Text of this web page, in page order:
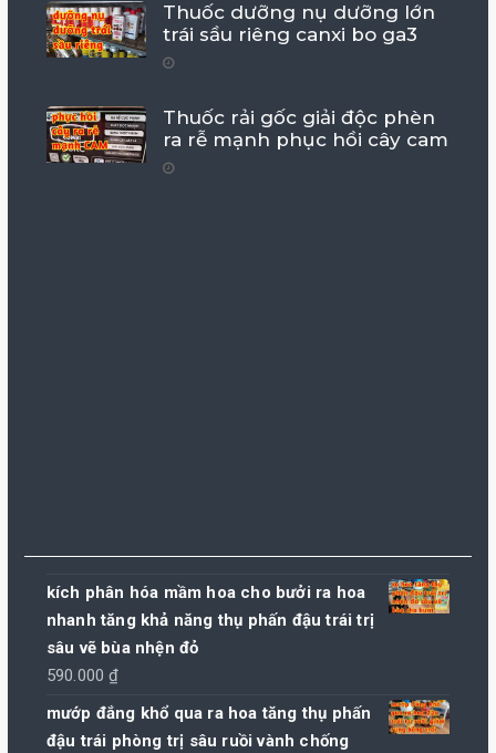
Thuốc dưỡng nụ dưỡng lớn
trái sầu riêng canxi bo ga3
Thuốc rải gốc giải độc phèn
ra rễ mạnh phục hồi cây cam
kích phân hóa mầm hoa cho bưởi ra hoa
nhanh tăng khả năng thụ phấn đậu trái trị
sâu vẽ bùa nhện đỏ
590.000₫
mướp đắng khổ qua ra hoa tăng thụ phấn
đậu trái phòng trị sâu ruồi vành chống